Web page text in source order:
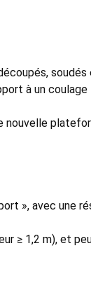
soudés
à un
nouvelle
», avec une
≥ 1,2 m), et